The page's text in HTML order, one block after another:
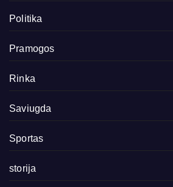
Politika
Pramogos
Rinka
Saviugda
Sportas
storija